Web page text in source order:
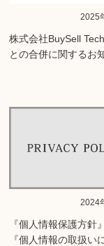
2025
株式会社BuySell
との合併に関するお
2024
『個人情報保護方針
『個人情報の取扱い